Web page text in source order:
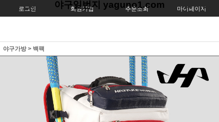
로그인 회원가입 주문조회 마이페이지
야구일번지 yaguno1.com
야구가방> 백팩